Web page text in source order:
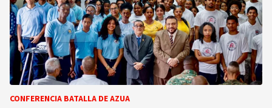
CONFERENCIA BATALLA DE AZUA